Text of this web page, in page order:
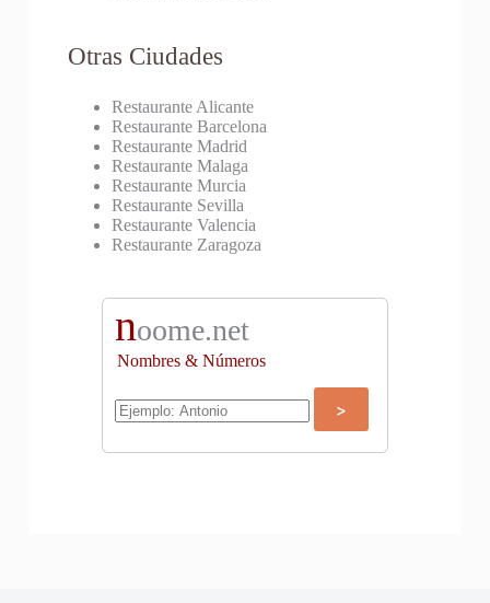
Otras Ciudades
Restaurante Alicante
Restaurante Barcelona
Restaurante Madrid
Restaurante Malaga
Restaurante Murcia
Restaurante Sevilla
Restaurante Valencia
Restaurante Zaragoza
noome.net
Nombres & Números